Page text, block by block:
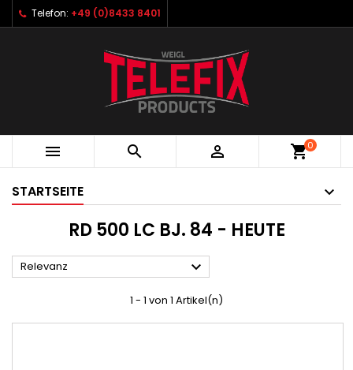
Telefon: +49 (0)8433 8401
   shopping_cart0
STARTSEITE
RD 500 LC BJ. 84 - HEUTE
Relevanz 
1 - 1 von 1 Artikel(n)